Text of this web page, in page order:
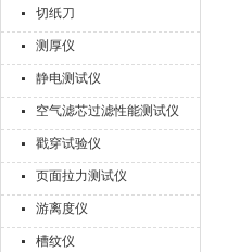
切纸刀
测厚仪
静电测试仪
空气滤芯过滤性能测试仪
戳穿试验仪
页面拉力测试仪
游离度仪
槽纹仪